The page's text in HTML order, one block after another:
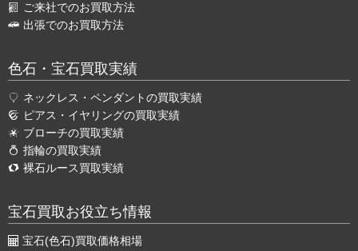
ご来社でのお買取方法
出張でのお買取方法
色石・宝石買取実績
ネックレス・ペンダントの買取実績
ピアス・イヤリングの買取実績
ブローチの買取実績
指輪の買取実績
裸石ルース買取実績
宝石買取お役立ち情報
宝石(色石)買取価格相場